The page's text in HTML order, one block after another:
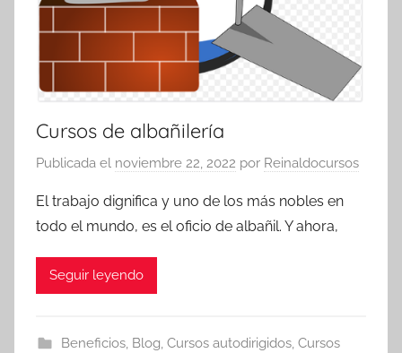
Cursos de albañilería
Publicada el noviembre 22, 2022 por Reinaldocursos
El trabajo dignifica y uno de los más nobles en
todo el mundo, es el oficio de albañil. Y ahora,
Seguir leyendo
Beneficios, Blog, Cursos autodirigidos, Cursos